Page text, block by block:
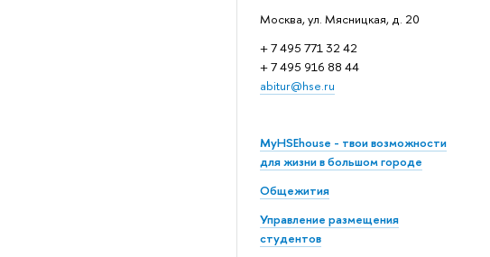
Москва, ул. Мясницкая, д. 20
+ 7 495 771 32 42
+ 7 495 916 88 44
abitur@hse.ru
MyHSEhouse - твои возможности
для жизни в большом городе
Общежития
Управление размещения
студентов